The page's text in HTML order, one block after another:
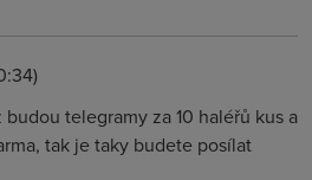
telegramy za 10 haléřů kus a
tak je taky budete posílat